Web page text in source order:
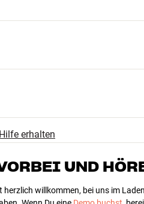
Hilfe erhalten
UND
herzlich willkommen, bei uns im